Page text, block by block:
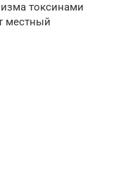
токсинами
местный